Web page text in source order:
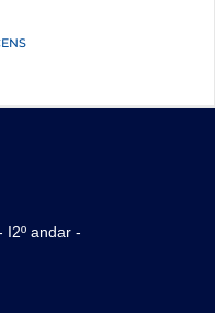
I2º andar -